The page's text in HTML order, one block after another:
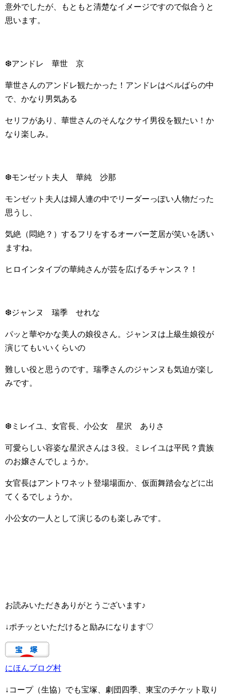
意外でしたが、もともと清楚なイメージですので似合うと
思います。
❆アンドレ 華世 京
華世さんのアンドレ観たかった！アンドレはベルばらの中
で、かなり男気ある
セリフがあり、華世さんのそんなクサイ男役を観たい！か
なり楽しみ。
❆モンゼット夫人 華純 沙那
モンゼット夫人は婦人連の中でリーダーっぽい人物だった
思うし、
気絶（悶絶？）するフリをするオーバー芝居が笑いを誘い
ますね。
ヒロインタイプの華純さんが芸を広げるチャンス？！
❆ジャンヌ 瑞季 せれな
パッと華やかな美人の娘役さん。ジャンヌは上級生娘役が
演じてもいいくらいの
難しい役と思うのです。瑞季さんのジャンヌも気迫が楽し
みです。
❆ミレイユ、女官長、小公女 星沢 ありさ
可愛らしい容姿な星沢さんは３役。ミレイユは平民？貴族
のお嬢さんでしょうか。
女官長はアントワネット登場場面か、仮面舞踏会などに出
てくるでしょうか。
小公女の一人として演じるのも楽しみです。
お読みいただきありがとうございます♪
↓ポチッといただけると励みになります♡
にほんブログ村
↓コープ（生協）でも宝塚、劇団四季、東宝のチケット取り